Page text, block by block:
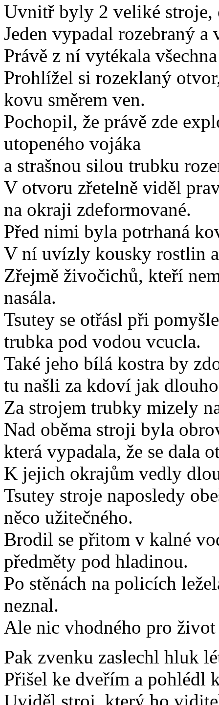
Uvnitř byly 2 veliké stroje,
Jeden vypadal rozebraný
Právě z ní vytékala
Prohlížel si rozeklaný
kovu směrem ven.
Pochopil, že právě zde
utopeného vojáka
a strašnou silou trubku
V otvoru zřetelně viděl
na okraji zdeformované.
Před nimi byla potrhaná
V ní uvízly kousky rostlin
Zřejmě živočichů, kteří
nasála.
Tsutey se otřásl při
trubka pod vodou vcucla.
Také jeho bílá kostra by
tu našli za kdoví jak
Za strojem trubky mizely
Nad oběma stroji byla
která vypadala, že se dala
K jejich okrajům vedly
Tsutey stroje naposledy
něco užitečného.
Brodil se přitom v kalné
předměty pod hladinou.
Po stěnách na policích
neznal.
Ale nic vhodného pro
Pak zvenku zaslechl hluk
Přišel ke dveřím a pohlédl
Uviděl stroj, který ho